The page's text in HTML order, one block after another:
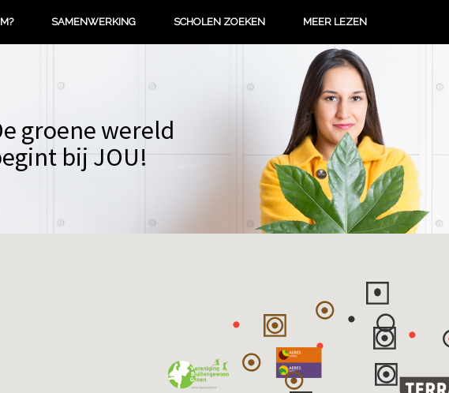
SAMENWERKING SCHOLEN ZOEKEN MEER LEZEN
groene wereld
bij JOU!